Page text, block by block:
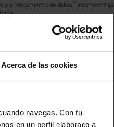
Acerca de las cookies
navegas. Con tu
en un perfil elaborado a
y el documento de datos fundamentales
de Valor Liquidativo de la sesión
en la divisa Euro.